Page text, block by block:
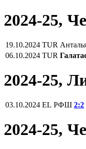
2024-25,
19.10.2024 TUR
06.10.2024 TUR
2024-25,
03.10.2024 EL РФШ 2:2
2024-25,